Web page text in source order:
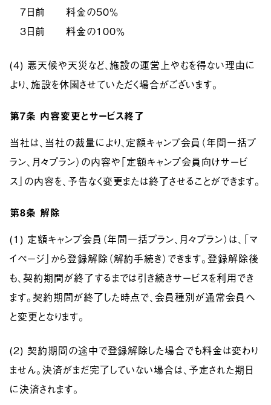
7日前 料金の50％
3日前 料金の100％
(4) 悪天候や天災など、施設の運営上やむを得ない理由に
より、施設を休園させていただく場合がございます。
第7条 内容変更とサービス終了
当社は、当社の裁量により、定額キャンプ会員（年間一括プ
ラン、月々プラン）の内容や「定額キャンプ会員向けサービ
ス」の内容を、予告なく変更または終了させることができます。
第8条 解除
(1) 定額キャンプ会員（年間一括プラン、月々プラン）は、「マ
イページ」から登録解除（解約手続き）できます。登録解除後
も、契約期間が終了するまでは引き続きサービスを利用でき
ます。契約期間が終了した時点で、会員種別が通常会員へ
と変更となります。
(2) 契約期間の途中で登録解除した場合でも料金は変わり
ません。決済がまだ完了していない場合は、予定された期日
に決済されます。